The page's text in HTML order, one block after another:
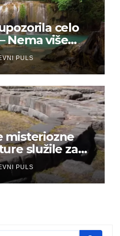
celo
Nema više
PULS
misteriozne
služile za
PULS